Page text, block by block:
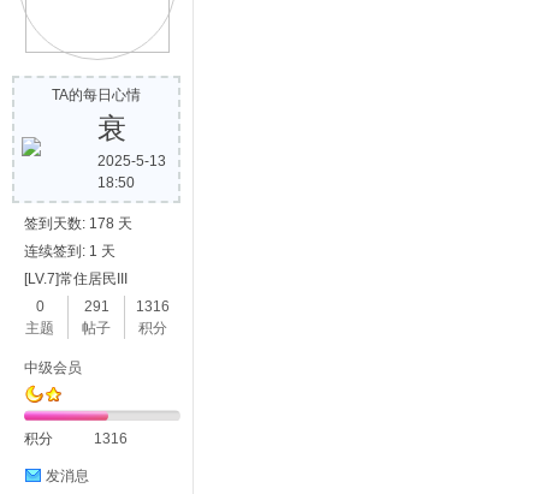
TA的每日心情
衰
2025-5-13
18:50
签到天数: 178 天
连续签到: 1 天
[LV.7]常住居民III
0
主题
291
帖子
1316
积分
中级会员
积分 1316
发消息